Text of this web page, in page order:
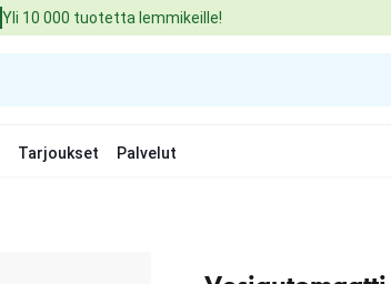
Yli 10 000 tuotetta lemmikeille!
Tarjoukset Palvelut